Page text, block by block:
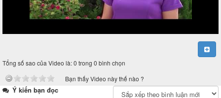
Tổng số sao của Video là: 0 trong 0 bình chọn
Bạn thấy Video này thế nào ?
Ý kiến bạn đọc